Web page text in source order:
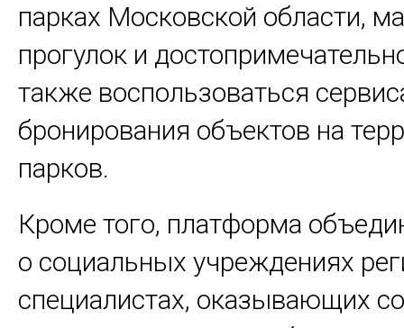
парках Московской области,
прогулок и
также воспользоваться
бронирования объектов на
парков.
Кроме того, платформа
о социальных учреждениях
специалистах, оказывающих